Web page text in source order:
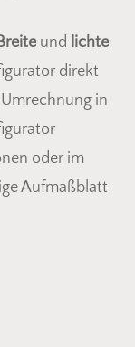
und lichte
direkt
in
oder im
Aufmaßblatt